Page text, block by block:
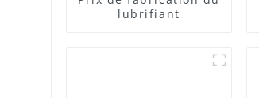
lubrifiant